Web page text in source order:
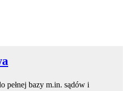
pełnej bazy m.in. sądów i